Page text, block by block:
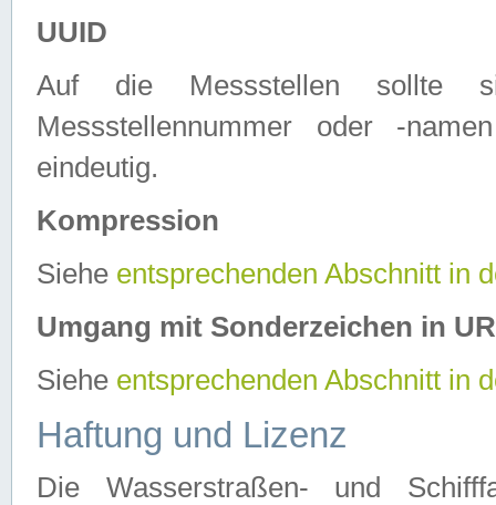
UUID
Auf die Messstellen sollte
Messstellennummer oder -
eindeutig.
Kompression
Siehe entsprechenden Abschnitt in
Umgang mit Sonderzeichen in
Siehe entsprechenden Abschnitt in
Haftung und Lizenz
Die Wasserstraßen- und